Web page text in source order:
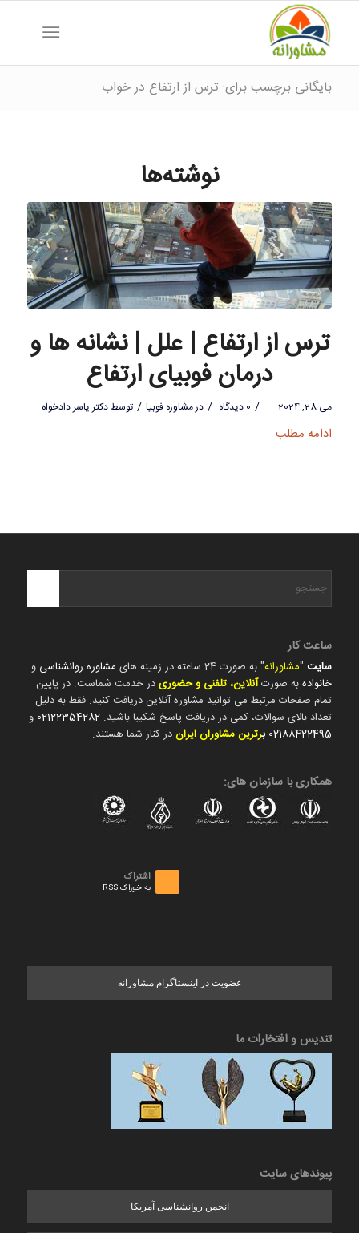
بایگانی برچسب برای: ترس از ارتفاع در خواب
نوشته‌ها
ترس از ارتفاع | علل | نشانه ها و
درمان فوبیای ارتفاع
می 28, 2024 / 0 دیدگاه / درمشاوره فوبیا / توسطدکتر یاسر دادخواه
ادامه مطلب
ساعت کار
سایت"مشاورانه" به صورت 24 ساعته در زمینه های مشاوره روانشناسی و
خانوادهبه صورتآنلاین، تلفنی و حضوریدر خدمت شماست. در پایین
تمام صفحات مرتبط می توانید مشاوره آنلاین دریافت کنید. فقط به دلیل
تعداد بالای سوالات، کمی در دریافت پاسخ شکیبا باشید. 02122354282 و
02188422495 برترین مشاوران ایراندر کنار شما هستند.
همکاری با سازمان های:
اشتراک
به خوراک RSS
عضویت در اینستاگرام مشاورانه
تندیس و افتخارات ما
پیوندهای سایت
انجمن روانشناسی آمریکا